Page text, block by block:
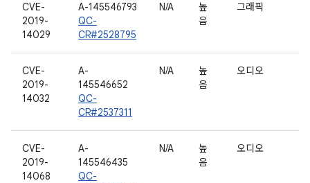
CVE-
2019-
14029
A-145546793
QC-
CR#2528795
N/A
높
음
그래픽
CVE-
2019-
14032
A-
145546652
QC-
CR#2537311
N/A
높
음
오디오
CVE-
2019-
14068
A-
145546435
QC-
N/A
높
음
오디오